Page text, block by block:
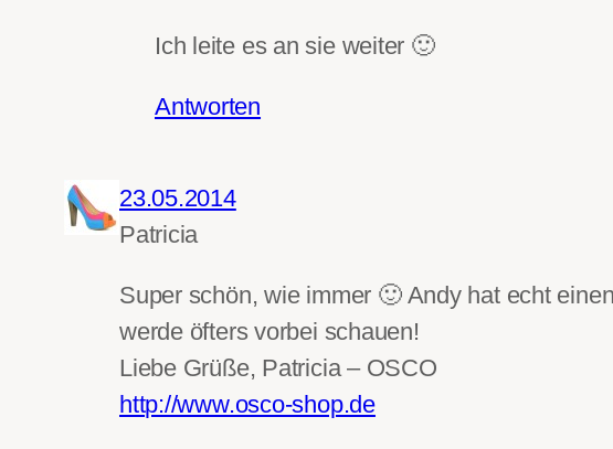
Ich leite es an sie weiter 🙂
Antworten
23.05.2014
Patricia
Super schön, wie immer 🙂 Andy hat echt
werde öfters vorbei schauen!
Liebe Grüße, Patricia – OSCO
http://www.osco-shop.de